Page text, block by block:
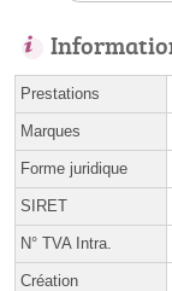
Prestations
Marques
Forme juridique
SIRET
N° TVA Intra.
Création